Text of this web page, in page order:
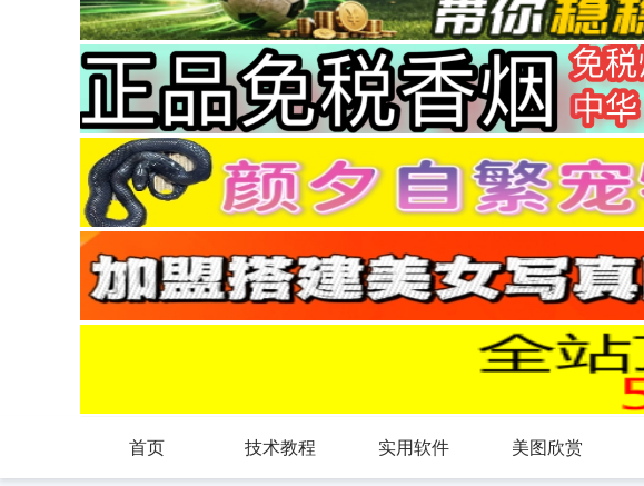
首页 技术教程 实用软件 美图欣赏